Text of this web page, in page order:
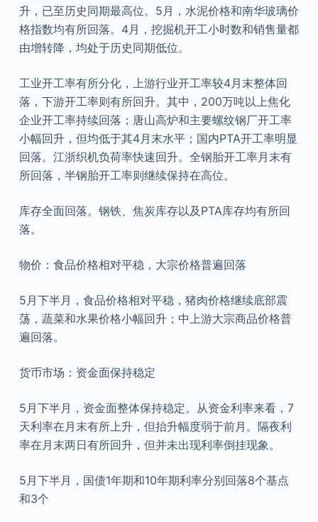
升，已至历史同期最高位。5月，水泥价格和南华玻璃价
格指数均有所回落。4月，挖掘机开工小时数和销售量都
由增转降，均处于历史同期低位。
工业开工率有所分化，上游行业开工率较4月末整体回
落，下游开工率则有所回升。其中，200万吨以上焦化
企业开工率持续回落；唐山高炉和主要螺纹钢厂开工率
小幅回升，但均低于其4月末水平；国内PTA开工率明显
回落。江浙织机负荷率快速回升。全钢胎开工率月末有
所回落，半钢胎开工率则继续保持在高位。
库存全面回落。钢铁、焦炭库存以及PTA库存均有所回
落。
物价：食品价格相对平稳，大宗价格普遍回落
5月下半月，食品价格相对平稳，猪肉价格继续底部震
荡，蔬菜和水果价格小幅回升；中上游大宗商品价格普
遍回落。
货币市场：资金面保持稳定
5月下半月，资金面整体保持稳定。从资金利率来看，7
天利率在月末有所上升，但抬升幅度弱于前月。隔夜利
率在月末两日有所回升，但并未出现利率倒挂现象。
5月下半月，国债1年期和10年期利率分别回落8个基点
和3个